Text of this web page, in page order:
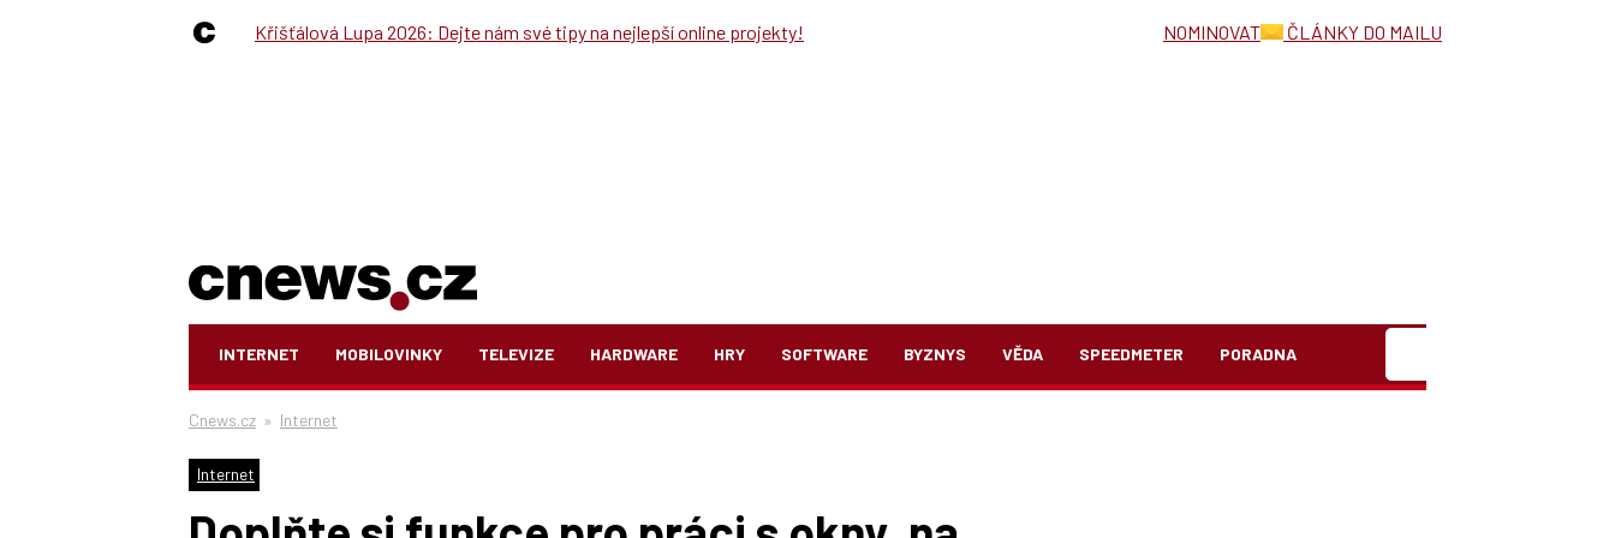
INTERNET MOBILOVINKY TELEVIZE HARDWARE HRY SOFTWARE BYZNYS VĚDA SPEEDMETER PORADNA
Cnews.cz » Internet
Internet
Křišťálová Lupa 2026: Dejte nám své tipy na nejlepší online projekty! NOMINOVAT ČLÁNKY DO MAILU